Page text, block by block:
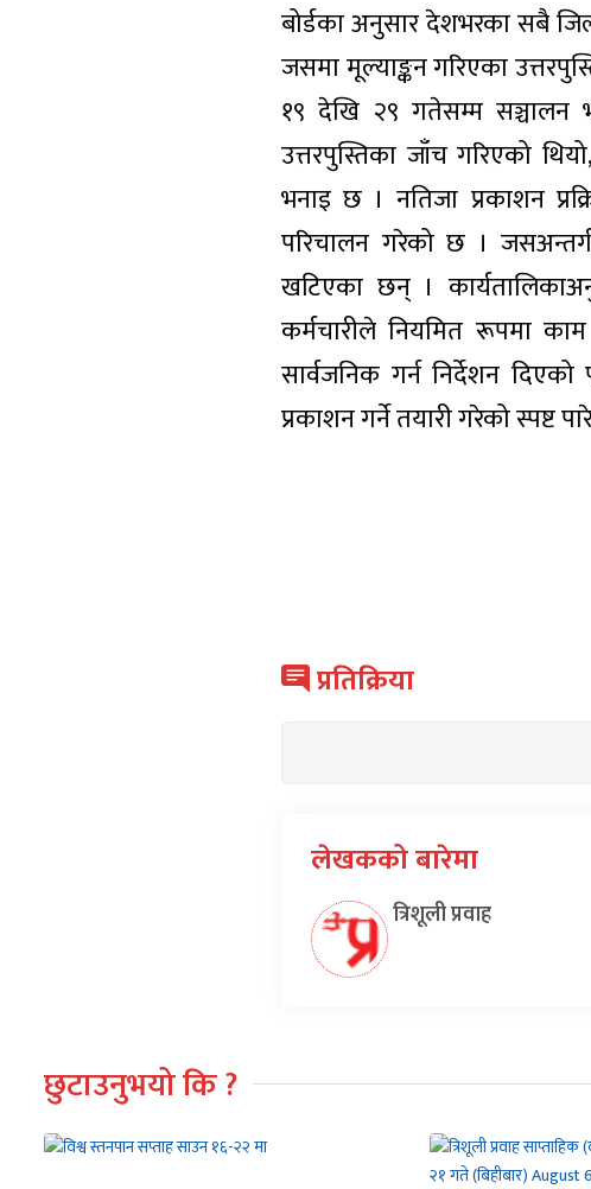
बोर्डका अनुसार देशभरका सबै
जसमा मूल्याङ्कन गरिएका
१९ देखि २९ गतेसम्म सञ्चालन
उत्तरपुस्तिका जाँच गरिएको
भनाइ छ । नतिजा प्रकाशन
परिचालन गरेको छ ।
खटिएका छन् ।
कर्मचारीले नियमित रूपमा
सार्वजनिक गर्न निर्देशन दिएको
प्रकाशन गर्ने तयारी गरेको स्पष्ट
प्रतिक्रिया
लेखकको बारेमा
त्रिशूली प्रवाह
छुटाउनुभयो कि ?